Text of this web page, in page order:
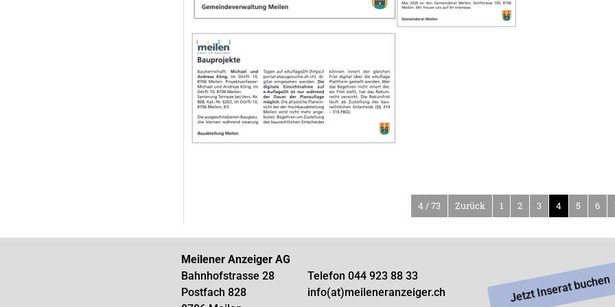
4 / 73 Zurück 1 2 3 4 5 6
Meilener Anzeiger AG
Bahnhofstrasse 28
Postfach 828
Telefon 044 923 88 33
info(at)meileneranzeiger.ch
Jetzt Inserat buchen